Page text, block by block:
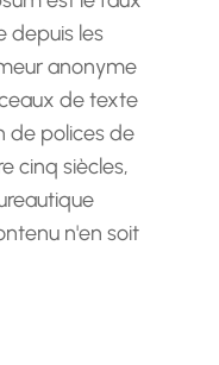
depuis les
anonyme
de texte
de polices de
cinq siècles,
n'en soit